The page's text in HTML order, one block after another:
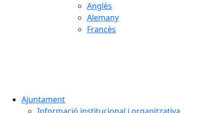
Anglès
Alemany
Francès
Ajuntament